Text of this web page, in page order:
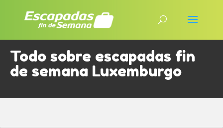
Todo sobre escapadas fin
de semana Luxemburgo